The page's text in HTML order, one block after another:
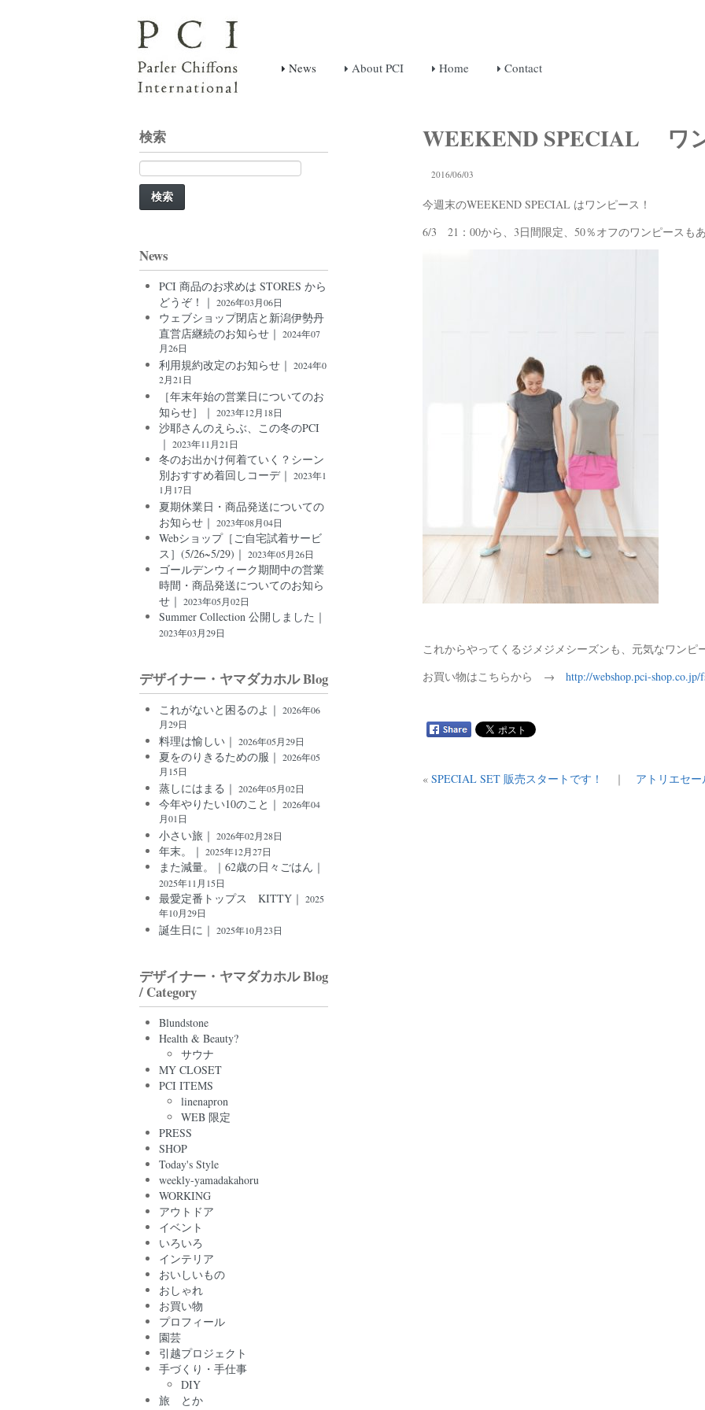
News About PCI Home Contact
WEEKEND SPECIAL ワ
2016/06/03
今週末のWEEKEND SPECIAL はワンピース！
6/3 21：00から、3日間限定、50％オフのワンピースもあ
これからやってくるジメジメシーズンも、元気なワンピ
お買い物はこちらから → http://webshop.pci-shop.co.jp/
« SPECIAL SET 販売スタートです！ ｜ アトリエセ
検索
検
索:
News
PCI 商品のお求めは STORES から
どうぞ！｜ 2026年03月06日
ウェブショップ閉店と新潟伊勢丹
直営店継続のお知らせ｜ 2024年07
月26日
利用規約改定のお知らせ｜ 2024年0
2月21日
［年末年始の営業日についてのお
知らせ］｜ 2023年12月18日
沙耶さんのえらぶ、この冬のPCI
｜ 2023年11月21日
冬のお出かけ何着ていく？シーン
別おすすめ着回しコーデ｜ 2023年1
1月17日
夏期休業日・商品発送についての
お知らせ｜ 2023年08月04日
Webショップ［ご自宅試着サービ
ス］(5/26~5/29)｜ 2023年05月26日
ゴールデンウィーク期間中の営業
時間・商品発送についてのお知ら
せ｜ 2023年05月02日
Summer Collection 公開しました｜
2023年03月29日
デザイナー・ヤマダカホル Blog
これがないと困るのよ｜ 2026年06
月29日
料理は愉しい｜ 2026年05月29日
夏をのりきるための服｜ 2026年05
月15日
蒸しにはまる｜ 2026年05月02日
今年やりたい10のこと｜ 2026年04
月01日
小さい旅｜ 2026年02月28日
年末。｜ 2025年12月27日
また減量。｜62歳の日々ごはん｜
2025年11月15日
最愛定番トップス KITTY｜ 2025
年10月29日
誕生日に｜ 2025年10月23日
デザイナー・ヤマダカホル Blog
/ Category
Blundstone
Health & Beauty?
サウナ
MY CLOSET
PCI ITEMS
linenapron
WEB 限定
PRESS
SHOP
Today's Style
weekly-yamadakahoru
WORKING
アウトドア
イベント
いろいろ
インテリア
おいしいもの
おしゃれ
お買い物
プロフィール
園芸
引越プロジェクト
手づくり・手仕事
DIY
旅 とか